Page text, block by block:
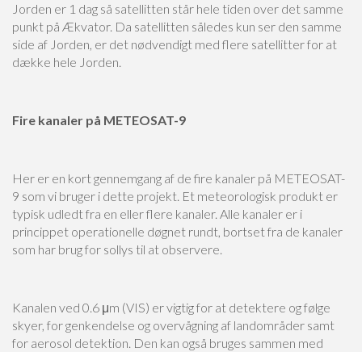
Jorden er 1 dag så satellitten står hele tiden over det samme
punkt på Ækvator. Da satellitten således kun ser den samme
side af Jorden, er det nødvendigt med flere satellitter for at
dække hele Jorden.
Fire kanaler på METEOSAT-9
Her er en kort gennemgang af de fire kanaler på METEOSAT-
9 som vi bruger i dette projekt. Et meteorologisk produkt er
typisk udledt fra en eller flere kanaler. Alle kanaler er i
princippet operationelle døgnet rundt, bortset fra de kanaler
som har brug for sollys til at observere.
Kanalen ved 0.6 μm (VIS) er vigtig for at detektere og følge
skyer, for genkendelse og overvågning af landområder samt
for aerosol detektion. Den kan også bruges sammen med